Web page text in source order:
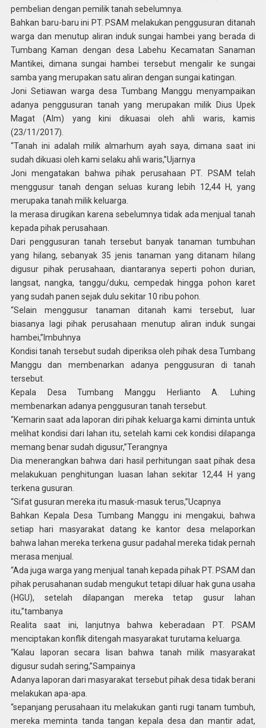
pembelian dengan pemilik tanah sebelumnya.
Bahkan baru-baru ini PT. PSAM melakukan penggusuran ditanah
warga dan menutup aliran induk sungai hambei yang berada di
Tumbang Kaman dengan desa Labehu Kecamatan Sanaman
Mantikei, dimana sungai hambei tersebut mengalir ke sungai
samba yang merupakan satu aliran dengan sungai katingan.
Joni Setiawan warga desa Tumbang Manggu menyampaikan
adanya penggusuran tanah yang merupakan milik Dius Upek
Magat (Alm) yang kini dikuasai oleh ahli waris, kamis
(23/11/2017).
“Tanah ini adalah milik almarhum ayah saya, dimana saat ini
sudah dikuasi oleh kami selaku ahli waris,”Ujarnya
Joni mengatakan bahwa pihak perusahaan PT. PSAM telah
menggusur tanah dengan seluas kurang lebih 12,44 H, yang
merupaka tanah milik keluarga.
Ia merasa dirugikan karena sebelumnya tidak ada menjual tanah
kepada pihak perusahaan.
Dari penggusuran tanah tersebut banyak tanaman tumbuhan
yang hilang, sebanyak 35 jenis tanaman yang ditanam hilang
digusur pihak perusahaan, diantaranya seperti pohon durian,
langsat, nangka, tanggu/duku, cempedak hingga pohon karet
yang sudah panen sejak dulu sekitar 10 ribu pohon.
“Selain menggusur tanaman ditanah kami tersebut, luar
biasanya lagi pihak perusahaan menutup aliran induk sungai
hambei,”Imbuhnya
Kondisi tanah tersebut sudah diperiksa oleh pihak desa Tumbang
Manggu dan membenarkan adanya penggusuran di tanah
tersebut.
Kepala Desa Tumbang Manggu Herlianto A. Luhing
membenarkan adanya penggusuran tanah tersebut.
“Kemarin saat ada laporan diri pihak keluarga kami diminta untuk
melihat kondisi dari lahan itu, setelah kami cek kondisi dilapanga
memang benar sudah digusur,”Terangnya
Dia menerangkan bahwa dari hasil perhitungan saat pihak desa
melakukuan penghitungan luasan lahan sekitar 12,44 H yang
terkena gusuran.
“Sifat gusuran mereka itu masuk-masuk terus,”Ucapnya
Bahkan Kepala Desa Tumbang Manggu ini mengakui, bahwa
setiap hari masyarakat datang ke kantor desa melaporkan
bahwa lahan mereka terkena gusur padahal mereka tidak pernah
merasa menjual.
“Ada juga warga yang menjual tanah kepada pihak PT. PSAM dan
pihak perusahanan sudab mengukut tetapi diluar hak guna usaha
(HGU), setelah dilapangan mereka tetap gusur lahan
itu,”tambanya
Realita saat ini, lanjutnya bahwa keberadaan PT. PSAM
menciptakan konflik ditengah masyarakat turutama keluarga.
“Kalau laporan secara lisan bahwa tanah milik masyarakat
digusur sudah sering,”Sampainya
Adanya laporan dari masyarakat tersebut pihak desa tidak berani
melakukan apa-apa.
“sepanjang perusahaan itu melakukan ganti rugi tanam tumbuh,
mereka meminta tanda tangan kepala desa dan mantir adat,